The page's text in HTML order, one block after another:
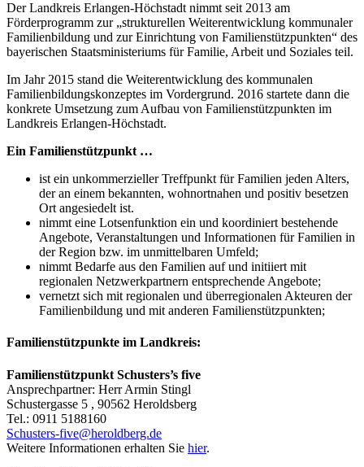
Der Landkreis Erlangen-Höchstadt nimmt seit 2013 am
Förderprogramm zur „strukturellen Weiterentwicklung kommunaler
Familienbildung und zur Einrichtung von Familienstützpunkten“ des
bayerischen Staatsministeriums für Familie, Arbeit und Soziales teil.
Im Jahr 2015 stand die Weiterentwicklung des kommunalen
Familienbildungskonzeptes im Vordergrund. 2016 startete dann die
konkrete Umsetzung zum Aufbau von Familienstützpunkten im
Landkreis Erlangen-Höchstadt.
Ein Familienstützpunkt …
ist ein unkommerzieller Treffpunkt für Familien jeden Alters,
der an einem bekannten, wohnortnahen und positiv besetzen
Ort angesiedelt ist.
nimmt eine Lotsenfunktion ein und koordiniert bestehende
Angebote, Veranstaltungen und Informationen für Familien in
der Region bzw. im unmittelbaren Umfeld;
nimmt Bedarfe aus den Familien auf und initiiert mit
regionalen Netzwerkpartnern entsprechende Angebote;
vernetzt sich mit regionalen und überregionalen Akteuren der
Familienbildung und mit anderen Familienstützpunkten;
Familienstützpunkte im Landkreis:
Familienstützpunkt Schusters’s five
Ansprechpartner: Herr Armin Stingl
Schustergasse 5 , 90562 Heroldsberg
Tel.: 0911 5188160
Schusters-five@heroldberg.de
Weitere Informationen erhalten Sie hier.